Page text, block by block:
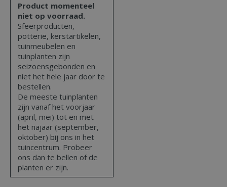
Product momenteel
niet op voorraad.
Sfeerproducten,
potterie, kerstartikelen,
tuinmeubelen en
tuinplanten zijn
seizoensgebonden en
niet het hele jaar door te
bestellen.
De meeste tuinplanten
zijn vanaf het voorjaar
(april, mei) tot en met
het najaar (september,
oktober) bij ons in het
tuincentrum. Probeer
ons dan te bellen of de
planten er zijn.